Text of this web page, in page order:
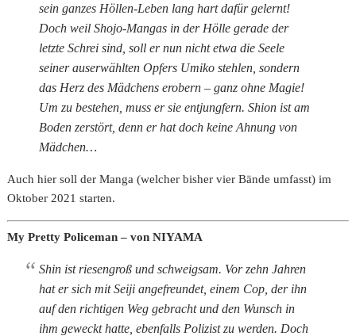
sein ganzes Höllen-Leben lang hart dafür gelernt!
Doch weil Shojo-Mangas in der Hölle gerade der
letzte Schrei sind, soll er nun nicht etwa die Seele
seiner auserwählten Opfers Umiko stehlen, sondern
das Herz des Mädchens erobern – ganz ohne Magie!
Um zu bestehen, muss er sie entjungfern. Shion ist am
Boden zerstört, denn er hat doch keine Ahnung von
Mädchen…
Auch hier soll der Manga (welcher bisher vier Bände umfasst) im
Oktober 2021 starten.
My Pretty Policeman – von NIYAMA
Shin ist riesengroß und schweigsam. Vor zehn Jahren
hat er sich mit Seiji angefreundet, einem Cop, der ihn
auf den richtigen Weg gebracht und den Wunsch in
ihm geweckt hatte, ebenfalls Polizist zu werden. Doch